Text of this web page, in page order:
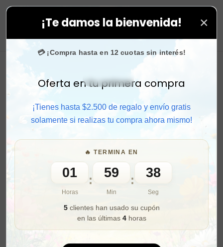
¡Te damos la bienvenida! ×
💳 ¡Compra hasta en 12 cuotas sin interés!
Activar sonido
Oferta en tu primera compra
¡Tienes hasta $2.500 de regalo y envío gratis
solamente si realizas tu compra ahora mismo!
🔥 TERMINA EN
01
Horas
: 59
Min
: 36
Seg
5clientes han usado su cupón
en las últimas 4horas
tus compras. ⚡ Compra rápido y aprovecha. 💙